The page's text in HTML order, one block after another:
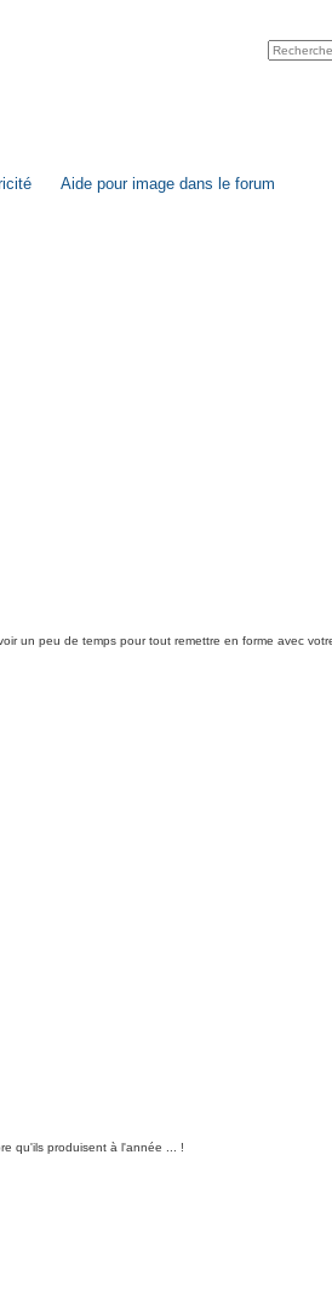
Aide pour image dans le forum
un peu de temps pour tout remettre en forme avec
qu'ils produisent à l'année ... !